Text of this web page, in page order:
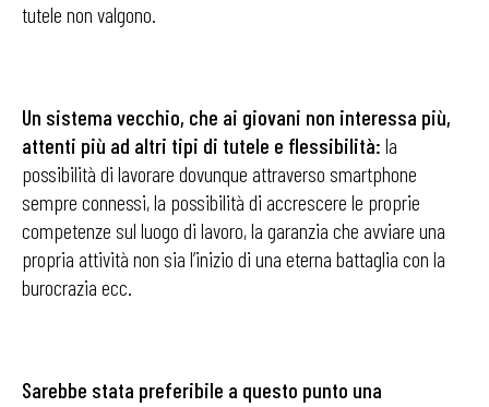
tutele non valgono.
Un sistema vecchio, che ai giovani non interessa più,
attenti più ad altri tipi di tutele e flessibilità: la
possibilità di lavorare dovunque attraverso smartphone
sempre connessi, la possibilità di accrescere le proprie
competenze sul luogo di lavoro, la garanzia che avviare una
propria attività non sia l’inizio di una eterna battaglia con la
burocrazia ecc.
Sarebbe stata preferibile a questo punto una